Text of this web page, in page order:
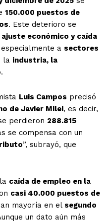
150.000 puestos de
. Este deterioro se
económico y caída
a sectores
la industria, la
.
Luis Campos precisó
de Javier Milei, es decir,
perdieron 288.815
se compensa con un
”, subrayó, que
caída de empleo en la
casi 40.000 puestos de
mayoría en el segundo
un dato aún más